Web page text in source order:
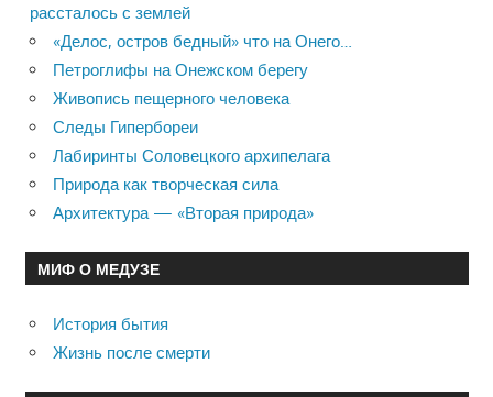
рассталось с землей
«Делос, остров бедный» что на Онего…
Петроглифы на Онежском берегу
Живопись пещерного человека
Следы Гипербореи
Лабиринты Соловецкого архипелага
Природа как творческая сила
Архитектура — «Вторая природа»
МИФ О МЕДУЗЕ
История бытия
Жизнь после смерти